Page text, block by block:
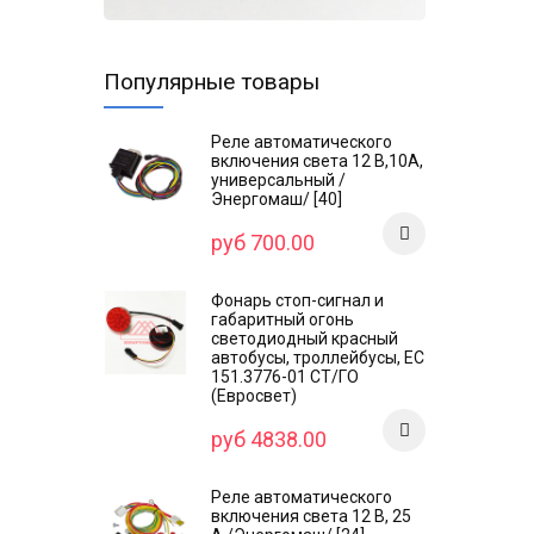
Популярные товары
Реле автоматического
включения света 12 В,10А,
универсальный /
Энергомаш/ [40]
руб 700.00
Фонарь стоп-сигнал и
габаритный огонь
светодиодный красный
автобусы, троллейбусы, ЕС
151.3776-01 СТ/ГО
(Евросвет)
руб 4838.00
Реле автоматического
включения света 12 В, 25